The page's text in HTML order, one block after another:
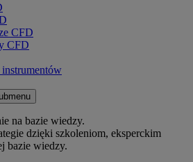
CFD
CFD
na bazie wiedzy.
dzięki szkoleniom, eksperckim
bazie wiedzy.